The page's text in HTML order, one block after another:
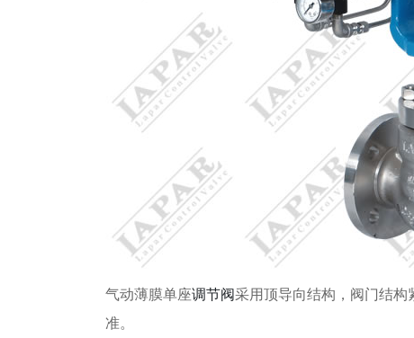
气动薄膜单座调节阀采用顶导向结构，阀门结
准。